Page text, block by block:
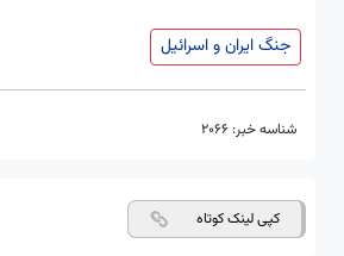
جنگ ایران و اسرائیل
شناسه خبر:
کپی لینک کوتاه